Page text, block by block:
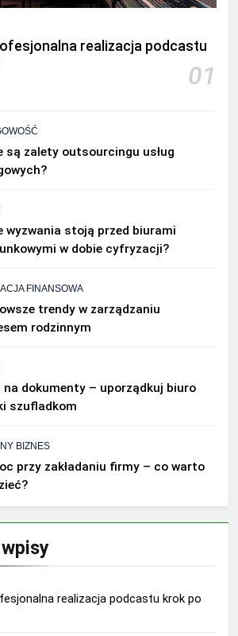
realizacja podcastu
01
są zalety outsourcingu usług
wyzwania stoją przed biurami
w dobie cyfryzacji?
FINANSOWA
trendy w zarządzaniu
rodzinnym
na dokumenty – uporządkuj biuro
szufladkom
BIZNES
przy zakładaniu firmy – co warto
realizacja podcastu krok po